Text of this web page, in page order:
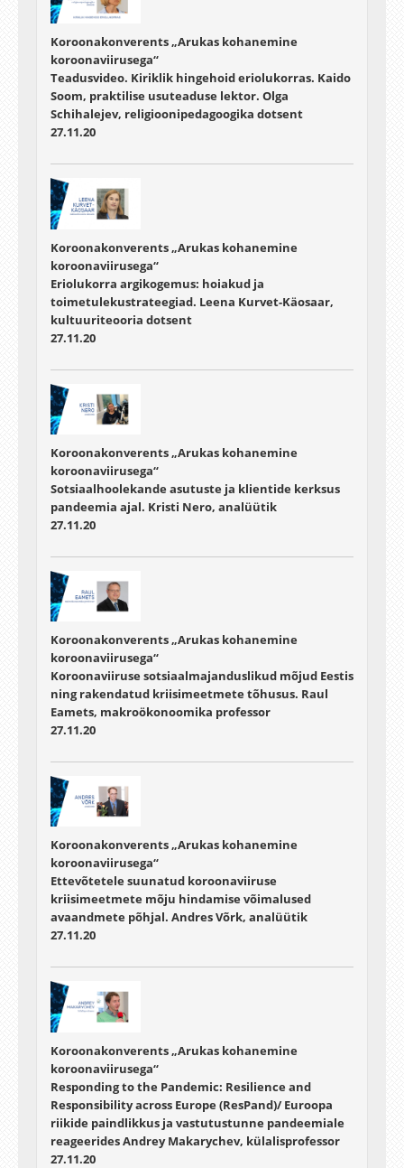
Koroonakonverents „Arukas kohanemine
koroonaviirusega“
Teadusvideo. Kiriklik hingehoid eriolukorras. Kaido
Soom, praktilise usuteaduse lektor. Olga
Schihalejev, religioonipedagoogika dotsent
27.11.20
Koroonakonverents „Arukas kohanemine
koroonaviirusega“
Eriolukorra argikogemus: hoiakud ja
toimetulekustrateegiad. Leena Kurvet-Käosaar,
kultuuriteooria dotsent
27.11.20
Koroonakonverents „Arukas kohanemine
koroonaviirusega“
Sotsiaalhoolekande asutuste ja klientide kerksus
pandeemia ajal. Kristi Nero, analüütik
27.11.20
Koroonakonverents „Arukas kohanemine
koroonaviirusega“
Koroonaviiruse sotsiaalmajanduslikud mõjud Eestis
ning rakendatud kriisimeetmete tõhusus. Raul
Eamets, makroökonoomika professor
27.11.20
Koroonakonverents „Arukas kohanemine
koroonaviirusega“
Ettevõtetele suunatud koroonaviiruse
kriisimeetmete mõju hindamise võimalused
avaandmete põhjal. Andres Võrk, analüütik
27.11.20
Koroonakonverents „Arukas kohanemine
koroonaviirusega“
Responding to the Pandemic: Resilience and
Responsibility across Europe (ResPand)/ Euroopa
riikide paindlikkus ja vastutustunne pandeemiale
reageerides Andrey Makarychev, külalisprofessor
27.11.20